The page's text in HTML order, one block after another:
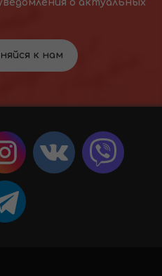
о актуальных
к нам